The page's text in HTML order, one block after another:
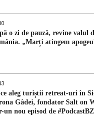
o zi de pauză, revine valul
„Marți atingem
ce aleg turiștii retreat-uri în
Gâdei, fondator Salt on
un nou episod de